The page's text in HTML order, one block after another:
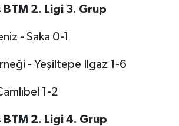
BTM 2. Ligi 3. Grup
- Saka 0-1
- Yeşiltepe Ilgaz 1-6
1-2
BTM 2. Ligi 4. Grup